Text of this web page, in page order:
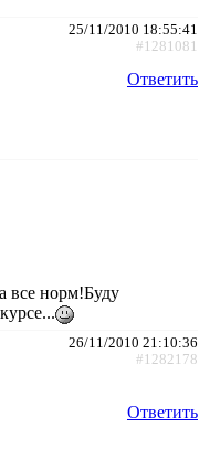
25/11/2010 18:55:41
#1281081
Ответить
все норм!Буду
26/11/2010 21:10:36
#1282178
Ответить